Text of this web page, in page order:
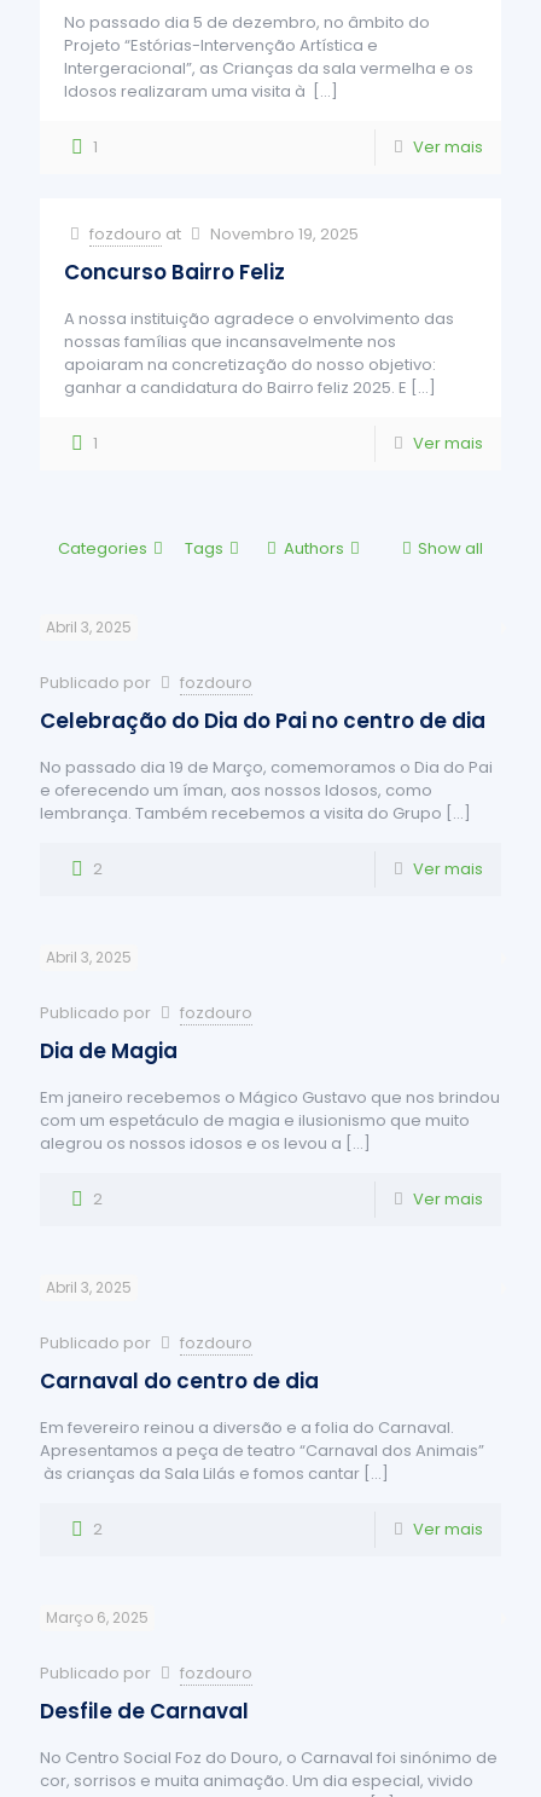
No passado dia 5 de dezembro, no âmbito do
Projeto “Estórias-Intervenção Artística e
Intergeracional”, as Crianças da sala vermelha e os
Idosos realizaram uma visita à […]
1 Ver mais
fozdouro at Novembro 19, 2025
Concurso Bairro Feliz
A nossa instituição agradece o envolvimento das
nossas famílias que incansavelmente nos
apoiaram na concretização do nosso objetivo:
ganhar a candidatura do Bairro feliz 2025. E […]
1 Ver mais
Categories Tags Authors Show all
Abril 3, 2025
Publicado por fozdouro
Celebração do Dia do Pai no centro de dia
No passado dia 19 de Março, comemoramos o Dia do Pai
e oferecendo um íman, aos nossos Idosos, como
lembrança. Também recebemos a visita do Grupo […]
2 Ver mais
Abril 3, 2025
Publicado por fozdouro
Dia de Magia
Em janeiro recebemos o Mágico Gustavo que nos brindou
com um espetáculo de magia e ilusionismo que muito
alegrou os nossos idosos e os levou a […]
2 Ver mais
Abril 3, 2025
Publicado por fozdouro
Carnaval do centro de dia
Em fevereiro reinou a diversão e a folia do Carnaval.
Apresentamos a peça de teatro “Carnaval dos Animais”
às crianças da Sala Lilás e fomos cantar […]
2 Ver mais
Março 6, 2025
Publicado por fozdouro
Desfile de Carnaval
No Centro Social Foz do Douro, o Carnaval foi sinónimo de
cor, sorrisos e muita animação. Um dia especial, vivido